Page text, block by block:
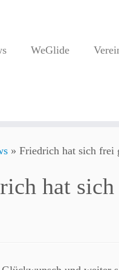
WeGlide
» Friedrich hat sich frei
hat